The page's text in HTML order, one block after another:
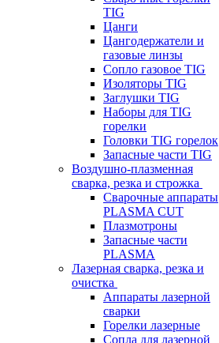
TIG
Цанги
Цангодержатели и
газовые линзы
Сопло газовое TIG
Изоляторы TIG
Заглушки TIG
Наборы для TIG
горелки
Головки TIG горелок
Запасные части TIG
Воздушно-плазменная
сварка, резка и строжка
Сварочные аппараты
PLASMA CUT
Плазмотроны
Запасные части
PLASMA
Лазерная сварка, резка и
очистка
Аппараты лазерной
сварки
Горелки лазерные
Сопла для лазерной